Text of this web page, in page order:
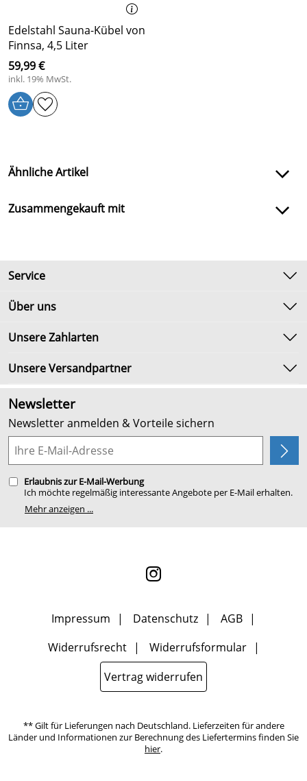
Edelstahl Sauna-Kübel von
Finnsa, 4,5 Liter
59,99 €
inkl. 19% MwSt.
Ähnliche Artikel
Zusammengekauft mit
Service
Kontakt
Umtausch & Rückgabe
Lieferbedingungen
Über uns
Unsere Bestseller
Neu
Angebote
Kundenbewertungen (2.652)
4,9/5*****
Planung
Unsere Zahlarten
Unsere Versandpartner
Newsletter
Newsletter anmelden & Vorteile sichern
Erlaubnis zur E-Mail-Werbung
Ich möchte regelmäßig interessante Angebote per E-Mail erhalten.
Meine E-Mail-Adresse wird nicht an andere Unternehmen
weitergegeben. Zu statistischen Zwecken wird in anonymer Form
ich den Link "Abmelden" am Ende des Newsletters anklicke oder die
Option Newsletter im Mitgliederbereich deaktiviere. Die
habe ich zur Kenntnis genommen.
Mehr anzeigen ...
Impressum Datenschutz
AGB
Widerrufsrecht
Widerrufsformular
Vertrag widerrufen
** Gilt für Lieferungen nach Deutschland. Lieferzeiten für andere
Länder und Informationen zur Berechnung des Liefertermins finden Sie
hier.